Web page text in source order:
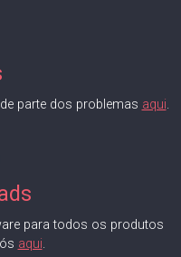
parte dos problemas aqui.
para todos os produtos
aqui.